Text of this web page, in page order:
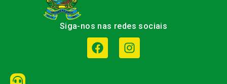
Siga-nos nas redes sociais